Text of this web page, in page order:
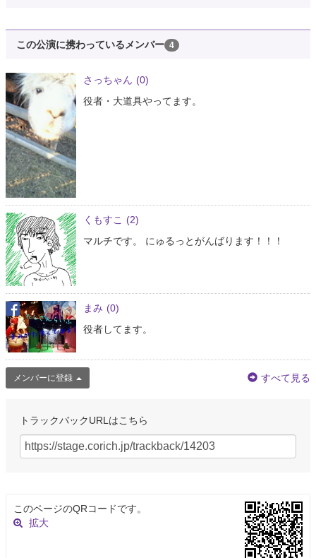
この公演に携わっているメンバー 4
さっちゃん (0)
役者・大道具やってます。
くもすこ
(2)
マルチです。 にゅるっとがんばります！！！
まみ (0)
役者してます。
メンバーに登録 すべて見る
トラックバックURLはこちら
このページのQRコードです。
拡大